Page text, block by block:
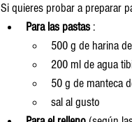
Si quieres probar a preparar
Para las pastas :
500 g de harina
200 ml de agua
50 g de manteca
sal al gusto